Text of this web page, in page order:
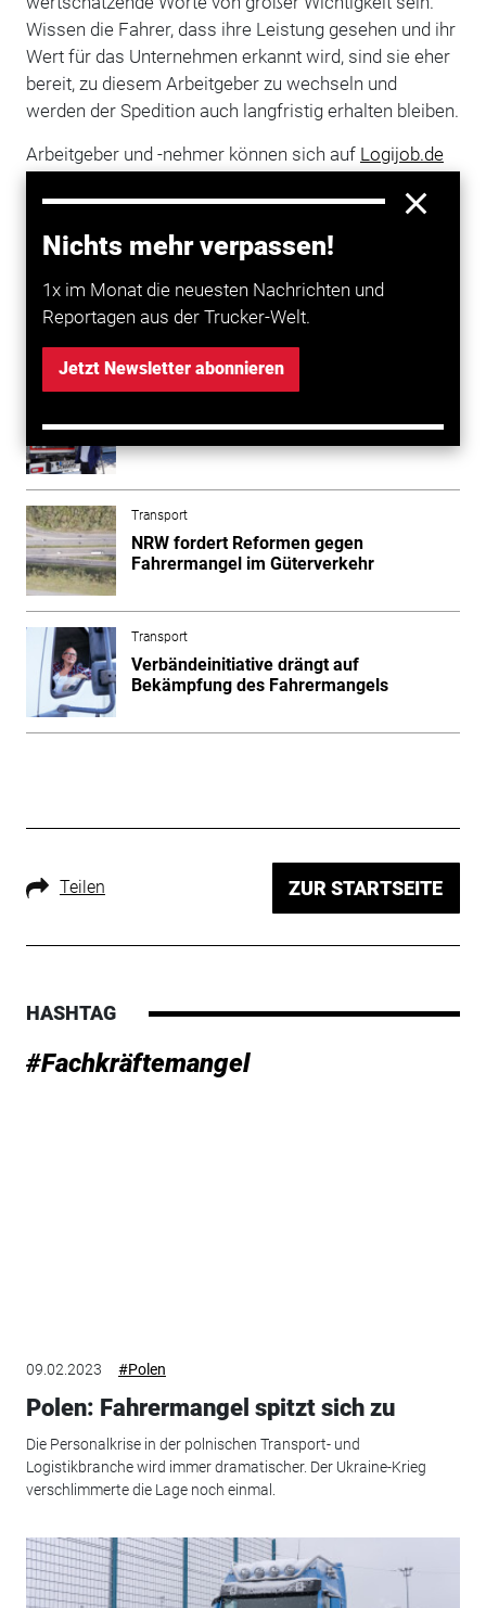
Nichts mehr verpassen!
1x im Monat die neuesten Nachrichten und
Reportagen aus der Trucker-Welt.
Jetzt Newsletter abonnieren
Wissen die Fahrer, dass ihre Leistung gesehen und ihr
Wert für das Unternehmen erkannt wird, sind sie eher
bereit, zu diesem Arbeitgeber zu wechseln und
werden der Spedition auch langfristig erhalten bleiben.
Arbeitgeber und -nehmer können sich auf Logijob.de
VerkehrsRundschau und ihren Partnern filtert hier
Bewerbungen und Suchanfragen extra für die
Transport- und Logistikbranche aus.
Transport
Die Probleme von Berufskraftfahrern
Transport
NRW fordert Reformen gegen
Fahrermangel im Güterverkehr
Transport
Verbändeinitiative drängt auf
Bekämpfung des Fahrermangels
Teilen ZUR STARTSEITE
HASHTAG
#Fachkräftemangel
09.02.2023 #Polen
Polen: Fahrermangel spitzt sich zu
Die Personalkrise in der polnischen Transport- und
Logistikbranche wird immer dramatischer. Der Ukraine-Krieg
verschlimmerte die Lage noch einmal.